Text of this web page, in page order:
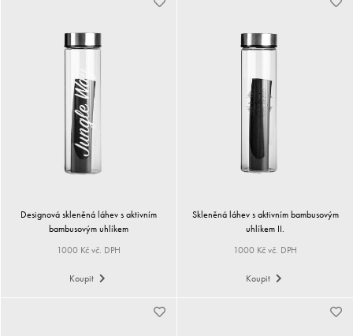
Designová skleněná láhev s aktivním
bambusovým uhlíkem
1000 Kč vč. DPH
Koupit
Skleněná láhev s aktivním bambusovým
uhlíkem II.
1000 Kč vč. DPH
Koupit